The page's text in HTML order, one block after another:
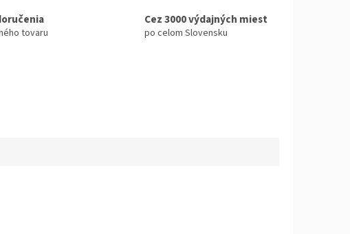
tovaru
Cez 3000 výdajných miest
po celom Slovensku